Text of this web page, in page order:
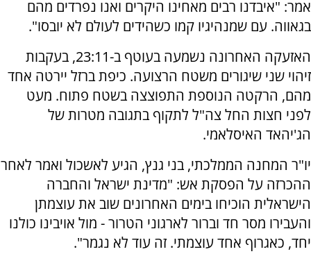
אמר: "איבדנו רבים מאחינו היקרים ואנו נפרדים מהם
בגאווה. עם שמנהיגיו קמו כשהידים לעולם לא יובסו".
האזעקה האחרונה נשמעה בעוטף ב-23:11, בעקבות
זיהוי שני שיגורים משטח הרצועה. כיפת ברזל יירטה אחד
מהם, הרקטה הנוספת התפוצצה בשטח פתוח. מעט
לפני חצות החל צה"ל לתקוף בתגובה מטרות של
הג'יהאד האיסלאמי.
יו"ר המחנה הממלכתי, בני גנץ, הגיע לאשכול ואמר לאחר
ההכרזה על הפסקת אש: "מדינת ישראל והחברה
הישראלית הוכיחו בימים האחרונים שוב את עוצמתן
והעבירו מסר חד וברור לארגוני הטרור - מול אויבינו כולנו
יחד, כאגרוף אחד עוצמתי. זה עוד לא נגמר".